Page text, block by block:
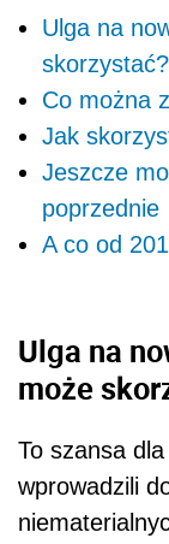
Ulga na
skorzystać?
Co można
Jak
Jeszcze
poprzednie
A co od
Ulga na
może
To szansa
wprowadzili